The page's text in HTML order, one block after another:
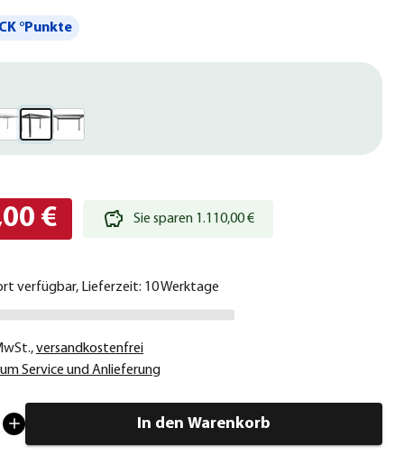
°Punkte
€ Sie sparen 1.110,00 €
verfügbar, Lieferzeit: 10 Werktage
,versandkostenfrei
Service und Anlieferung
In den Warenkorb